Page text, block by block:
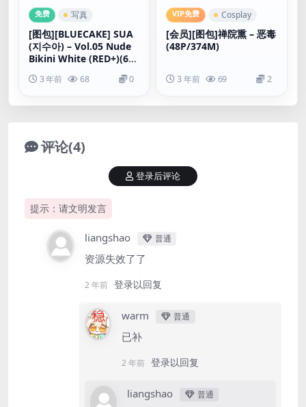
免费 写真
[图包][BLUECAKE] SUA
(지수아) – Vol.05 Nude
Bikini White (RED+)(60
3 年前 68 0
VIP免费 Cosplay
[会员][图包]禅院熏 – 恶毒
(48P/374M)
3 年前 69 2
评论(4)
提示：请文明发言
登录后评论
liangshao 普通
资源失效了了
2 年前 登录以回复
warm 普通
已补
2 年前 登录以回复
liangshao 普通